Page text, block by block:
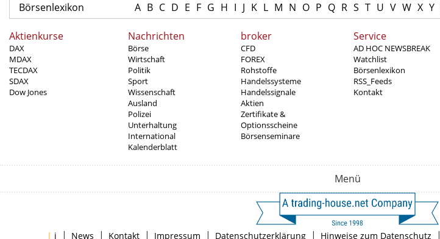
Börsenlexikon A B C D E F G H I J K L M N O P Q R S T U V W X Y
Aktienkurse
DAX
MDAX
TECDAX
SDAX
Dow Jones
Nachrichten
Börse
Wirtschaft
Politik
Sport
Wissenschaft
Ausland
Polizei
Unterhaltung
International
Kalenderblatt
broker
CFD
FOREX
Rohstoffe
Handelssysteme
Handelssignale
Aktien
Zertifikate &
Optionsscheine
Börsenseminare
Service
AD HOC NEWSBREAK
Watchlist
Börsenlexikon
RSS_Feeds
Kontakt
Menü
| i | News | Kontakt | Impressum | Datenschutzerklärung | Hinweise zum Datenschutz |